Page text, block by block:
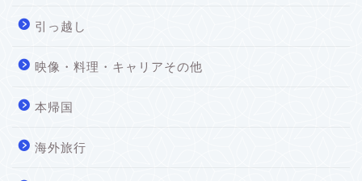
引っ越し
映像・料理・キャリアその他
本帰国
海外旅行